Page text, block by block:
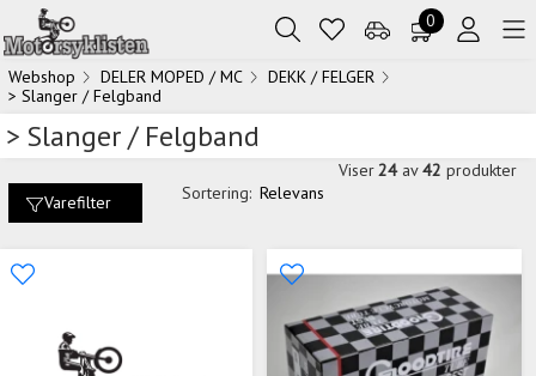
0
Webshop DELER MOPED / MC
DEKK / FELGER
> Slanger / Felgband
> Slanger / Felgband
Varefilter Sortering: Relevans
Viser 24 av42 produkter